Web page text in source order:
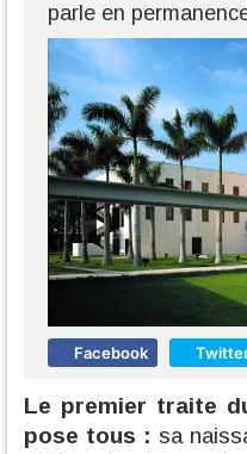
parle en
Facebook
Le premier traite
pose tous : sa